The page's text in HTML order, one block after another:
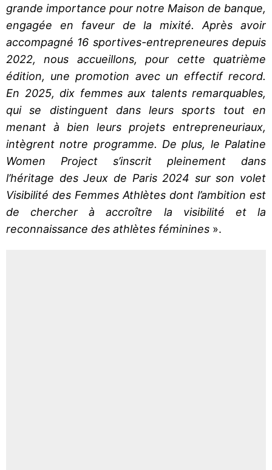
grande importance pour notre Maison de banque,
engagée en faveur de la mixité. Après avoir
accompagné 16 sportives-entrepreneures depuis
2022, nous accueillons, pour cette quatrième
édition, une promotion avec un effectif record.
En 2025, dix femmes aux talents remarquables,
qui se distinguent dans leurs sports tout en
menant à bien leurs projets entrepreneuriaux,
intègrent notre programme. De plus, le Palatine
Women Project s’inscrit pleinement dans
l’héritage des Jeux de Paris 2024 sur son volet
Visibilité des Femmes Athlètes dont l’ambition est
de chercher à accroître la visibilité et la
reconnaissance des athlètes féminines ».